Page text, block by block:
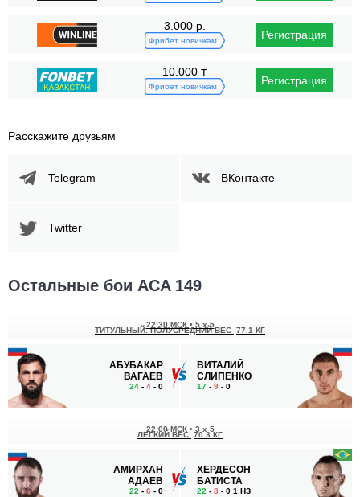
3.000 р.
Фрибет новичкам Регистрация
10.000 ₸
Фрибет новичкам Регистрация
Расскажите друзьям
Telegram ВКонтакте
Twitter
Остальные бои ACA 149
АБУБАКАР
ВАГАЕВ
24 - 4 - 0
22:30 МСК • 5 x 5
ТИТУЛЬНЫЙ. ПОЛУСРЕДНИЙ ВЕС 77.1 КГ
ВИТАЛИЙ
СЛИПЕНКО
17 - 9 - 0
АМИРХАН
АДАЕВ
22 - 6 - 0
22:00 МСК • 3 x 5
ЛЕГКИЙ ВЕС 70.3 КГ
ХЕРДЕСОН
БАТИСТА
22 - 8 - 0 1 НЗ